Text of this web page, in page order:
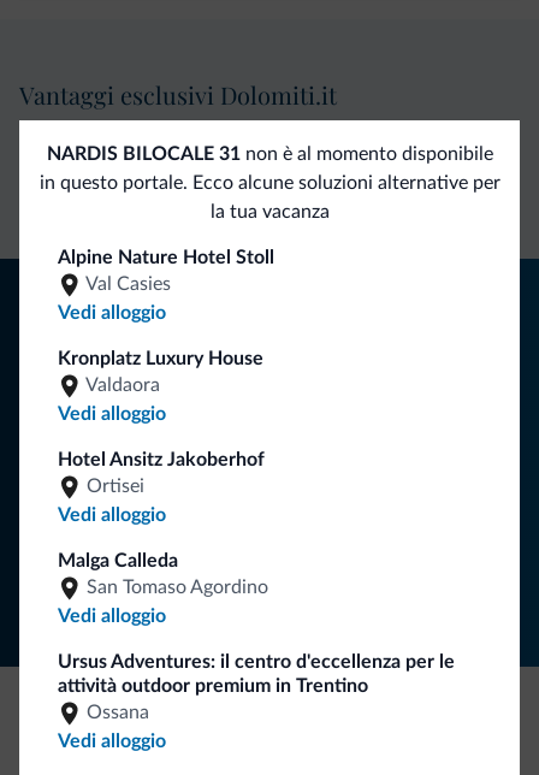
NARDIS BILOCALE 31non è al momento disponibile
in questo portale. Ecco alcune soluzioni alternative per
la tua vacanza
Alpine Nature Hotel Stoll
Val Casies
Vedi alloggio
Kronplatz Luxury House
Valdaora
Vedi alloggio
Hotel Ansitz Jakoberhof
Ortisei
Vedi alloggio
Malga Calleda
San Tomaso Agordino
Vedi alloggio
Ursus Adventures: il centro d'eccellenza per le
attività outdoor premium in Trentino
Ossana
Vedi alloggio
Vantaggi esclusivi Dolomiti.it
Contatto
diretto
Tariffe
vantaggiose
Richieste non
vincolanti
Consigli dalle Dolomiti
Riceverai informazioni, offerte esclusive e news per la tua
Be Original, scopri la nuova collezione